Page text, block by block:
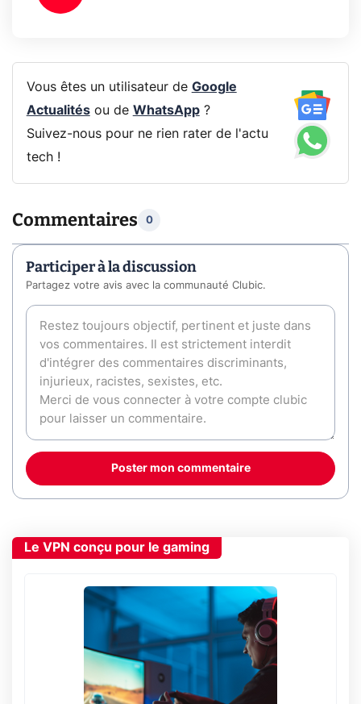
Vous êtes un utilisateur de Google
Actualitésou de WhatsApp?
Suivez-nous pour ne rien rater de l'actu
tech !
Commentaires 0
Participer à la discussion
Partagez votre avis avec la communauté Clubic.
Poster mon commentaire
Le VPN conçu pour le gaming